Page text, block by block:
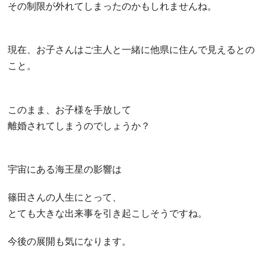
その制限が外れてしまったのかもしれませんね。
現在、お子さんはご主人と一緒に他県に住んで見えるとの
こと。
このまま、お子様を手放して
離婚されてしまうのでしょうか？
宇宙にある海王星の影響は
篠田さんの人生にとって、
とても大きな出来事を引き起こしそうですね。
今後の展開も気になります。